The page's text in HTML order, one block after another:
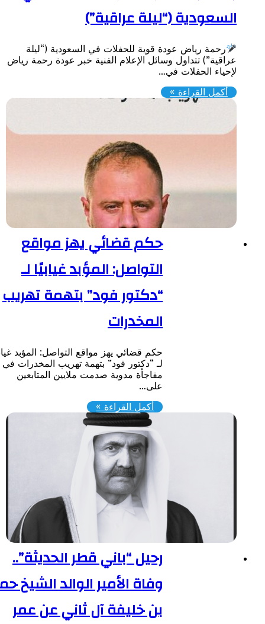
(“ليلة عراقية”)
رحمة رياض عودة قوية للحفلات في السعودية (“ليلة
​تتداول وسائل الإعلام الفنية خبر عودة رحمة رياض
الحفلات في…
أكمل القراءة »
حكم قضائي يهز مواقع
التواصل: المؤبد غيابيًا لـ
“دكتور فود” بتهمة تهريب
المخدرات
حكم قضائي يهز مواقع التواصل: المؤبد غيابيًا
لـ “دكتور فود” بتهمة تهريب المخدرات ​في
مفاجأة مدوية صدمت ملايين المتابعين
أكمل القراءة »
رحيل “باني قطر الحديثة”..
وفاة الأمير الوالد الشيخ حمد
بن خليفة آل ثاني عن عمر